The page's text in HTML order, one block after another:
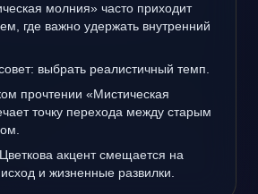
молния» часто приходит
где важно удержать внутренний
выбрать реалистичный темп.
прочтении «Мистическая
точку перехода между старым
акцент смещается на
и жизненные развилки.